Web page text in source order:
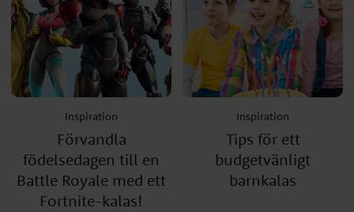
Inspiration
Förvandla
födelsedagen till en
Battle Royale med ett
Fortnite-kalas!
Inspiration
Tips för ett
budgetvänligt
barnkalas